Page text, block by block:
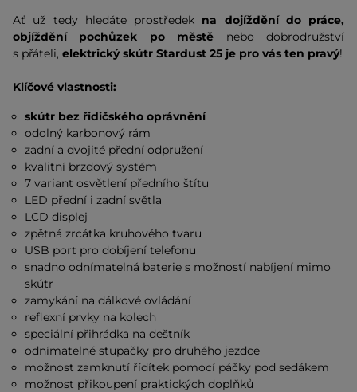
Ať už tedy hledáte prostředek na dojíždění do práce,
objíždění pochůzek po městě nebo dobrodružství
s přáteli, elektrický skútr Stardust 25 je pro vás ten pravý!
Klíčové vlastnosti:
skútr bez řidičského oprávnění
odolný karbonový rám
zadní a dvojité přední odpružení
kvalitní brzdový systém
7 variant osvětlení předního štítu
LED přední i zadní světla
LCD displej
zpětná zrcátka kruhového tvaru
USB port pro dobíjení telefonu
snadno odnímatelná baterie s možností nabíjení mimo
skútr
zamykání na dálkové ovládání
reflexní prvky na kolech
speciální přihrádka na deštník
odnímatelné stupačky pro druhého jezdce
možnost zamknutí řídítek pomocí páčky pod sedákem
možnost přikoupení praktických doplňků